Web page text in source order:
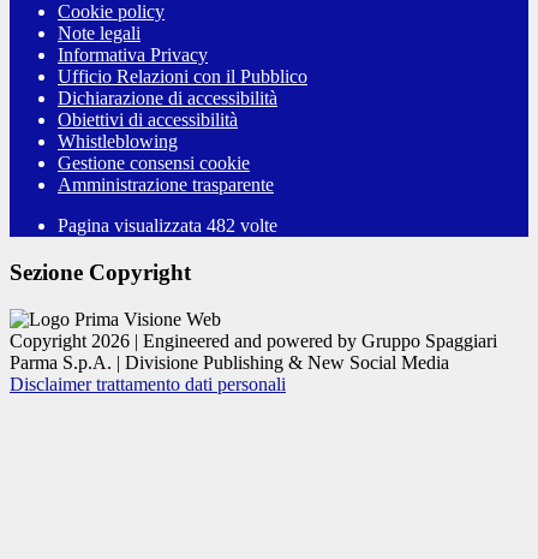
Cookie policy
Note legali
Informativa Privacy
Ufficio Relazioni con il Pubblico
Dichiarazione di accessibilità
Obiettivi di accessibilità
Whistleblowing
Gestione consensi cookie
Amministrazione trasparente
Pagina visualizzata 482 volte
Sezione Copyright
Copyright 2026 | Engineered and powered by Gruppo Spaggiari
Parma S.p.A. | Divisione Publishing & New Social Media
Disclaimer trattamento dati personali